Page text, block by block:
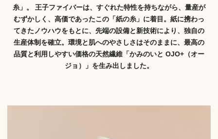
糸」。 王子ファイバーは、すぐれた特性を持ちながら、量産が
むずかしく、高価であったこの「紙の糸」に着目。紙に携わっ
てきたノウハウをもとに、先端の設備と新技術により、独自の
生産体制を確立。環境と肌へのやさしさはそのままに、最高の
品質と利用しやすい価格の天然繊維「かみのいと OJO+（オー
ジョ）」を生み出しました。